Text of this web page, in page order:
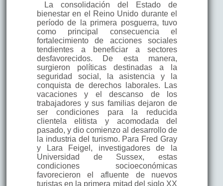
La consolidación del Estado de
bienestar en el Reino Unido durante el
período de la primera posguerra, tuvo
como principal consecuencia el
fortalecimiento de acciones sociales
tendientes a beneficiar a sectores
desfavorecidos. De esta manera,
surgieron políticas destinadas a la
seguridad social, la asistencia y la
conquista de derechos laborales. Las
vacaciones y el descanso de los
trabajadores y sus familias dejaron de
ser condiciones para la reducida
clientela elitista y acomodada del
pasado, y dio comienzo al desarrollo de
la industria del turismo. Para Fred Gray
y Lara Feigel, investigadores de la
Universidad de Sussex, estas
condiciones socioeconómicas
favorecieron el afluente de nuevos
turistas en la primera mitad del siglo XX